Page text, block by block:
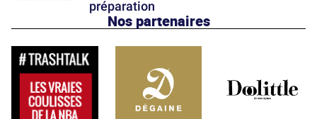
préparation
Nos partenaires